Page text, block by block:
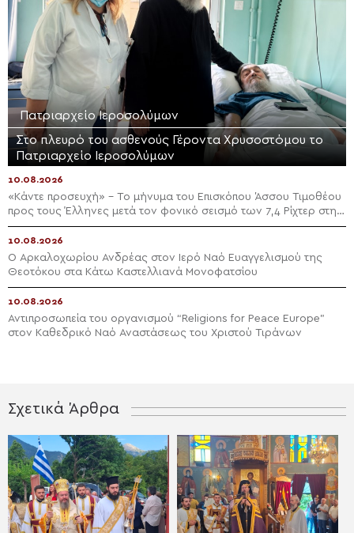
Πατριαρχείο Ιεροσολύμων
Στο πλευρό του ασθενούς Γέροντα Χρυσοστόμου το
Πατριαρχείο Ιεροσολύμων
10.08.2026
«Κάντε προσευχή» – Το μήνυμα του Επισκόπου Άσσου Τιμοθέου
προς τους Έλληνες μετά τον φονικό σεισμό των 7,4 Ρίχτερ στην
Κολομβία
10.08.2026
Ο Αρκαλοχωρίου Ανδρέας στον Ιερό Ναό Ευαγγελισμού της
Θεοτόκου στα Κάτω Καστελλιανά Μονοφατσίου
10.08.2026
Αντιπροσωπεία του οργανισμού “Religions for Peace Europe”
στον Καθεδρικό Ναό Αναστάσεως του Χριστού Τιράνων
Σχετικά Άρθρα